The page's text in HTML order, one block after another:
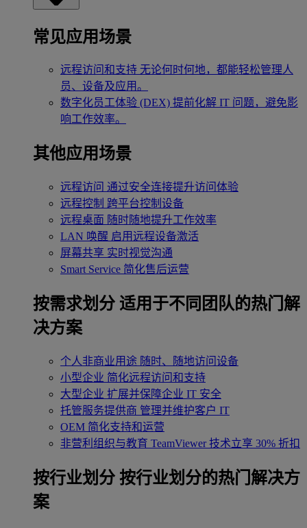
常见应用场景
远程访问和支持 无论何时何地，都能轻松管理人
员、设备及应用。
数字化员工体验 (DEX) 提前化解 IT 问题，避免影
响工作效率。
其他应用场景
远程访问 通过安全连接提升访问体验
远程控制 跨平台控制设备
远程桌面 随时随地提升工作效率
LAN 唤醒 启用远程设备激活
屏幕共享 实时视觉沟通
Smart Service 简化售后运营
按需求划分 适用于不同团队的热门解
决方案
个人非商业用途 随时、随地访问设备
小型企业 简化远程访问和支持
大型企业 扩展并保障企业 IT 安全
托管服务提供商 管理并维护客户 IT
OEM 简化支持和运营
非营利组织与教育 TeamViewer 技术立享 30% 折扣
‌按行业划分 按行业划分的热门解决方
案